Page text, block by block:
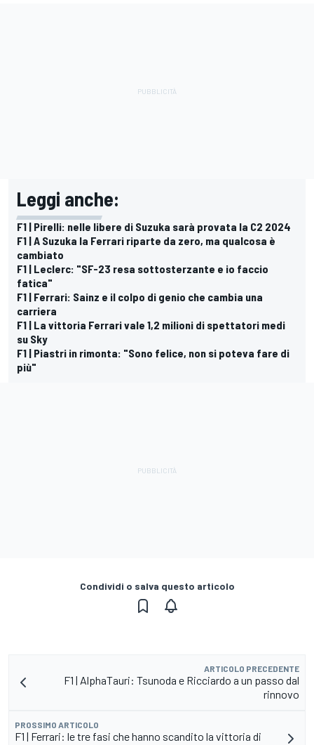
Leggi anche:
F1 | Pirelli: nelle libere di Suzuka sarà provata la C2 2024
F1 | A Suzuka la Ferrari riparte da zero, ma qualcosa è
cambiato
F1 | Leclerc: "SF-23 resa sottosterzante e io faccio
fatica"
F1 | Ferrari: Sainz e il colpo di genio che cambia una
carriera
F1 | La vittoria Ferrari vale 1,2 milioni di spettatori medi
su Sky
F1 | Piastri in rimonta: "Sono felice, non si poteva fare di
più"
Condividi o salva questo articolo
ARTICOLO PRECEDENTE
F1 | AlphaTauri: Tsunoda e Ricciardo a un passo dal
rinnovo
PROSSIMO ARTICOLO
F1 | Ferrari: le tre fasi che hanno scandito la vittoria di